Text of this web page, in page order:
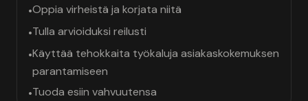
•Oppia virheistä ja korjata niitä
•Tulla arvioiduksi reilusti
•Käyttää tehokkaita työkaluja asiakaskokemuksen
parantamiseen
•Tuoda esiin vahvuutensa